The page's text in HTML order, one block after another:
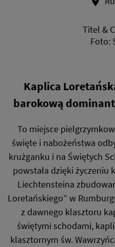
Titel &
Foto:
Kaplica
barokową
To miejsce
święte i nabożeństwa
krużganku i na Świętych
powstała dzięki życzeniu
Liechtensteina
Loretańskiego” w
z dawnego klasztoru
świętymi schodami,
klasztornym św.